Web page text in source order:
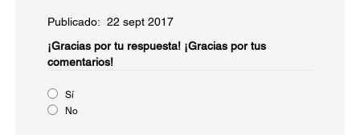
Publicado: 22 sept 2017
¡Gracias por tu respuesta! ¡Gracias por tus
comentarios!
Sí
No